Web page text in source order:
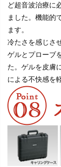
ど超音波治療に
ました。機能的
ます。
冷たさを感じさ
ゲルとプローブ
た。ゲルを皮膚
による不快感を